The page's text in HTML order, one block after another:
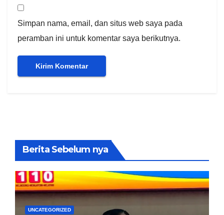
Simpan nama, email, dan situs web saya pada
peramban ini untuk komentar saya berikutnya.
Berita Sebelum nya
UNCATEGORIZED